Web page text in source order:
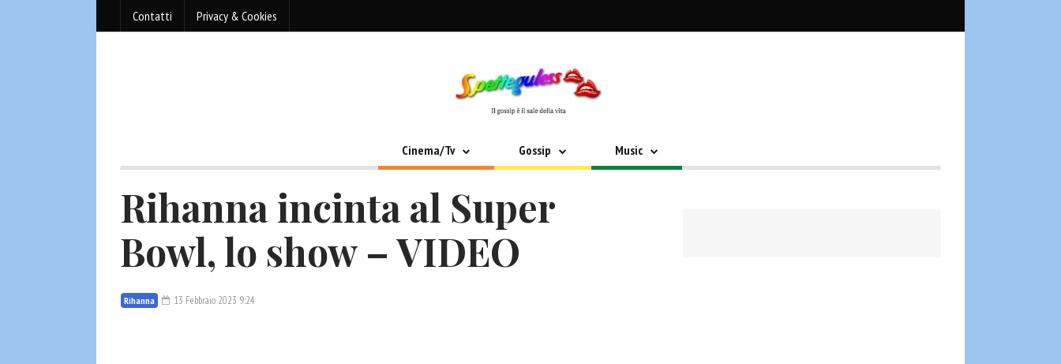
Contatti Privacy & Cookies
Cinema/Tv Gossip Music
Rihanna incinta al Super
Bowl, lo show – VIDEO
Rihanna 13 Febbraio 2023 9:24